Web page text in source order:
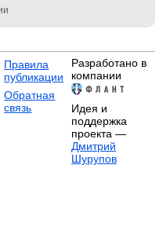
Правила
публикации
Обратная
связь
Разработано в
компании
Идея и
поддержка
проекта —
Дмитрий
Шурупов